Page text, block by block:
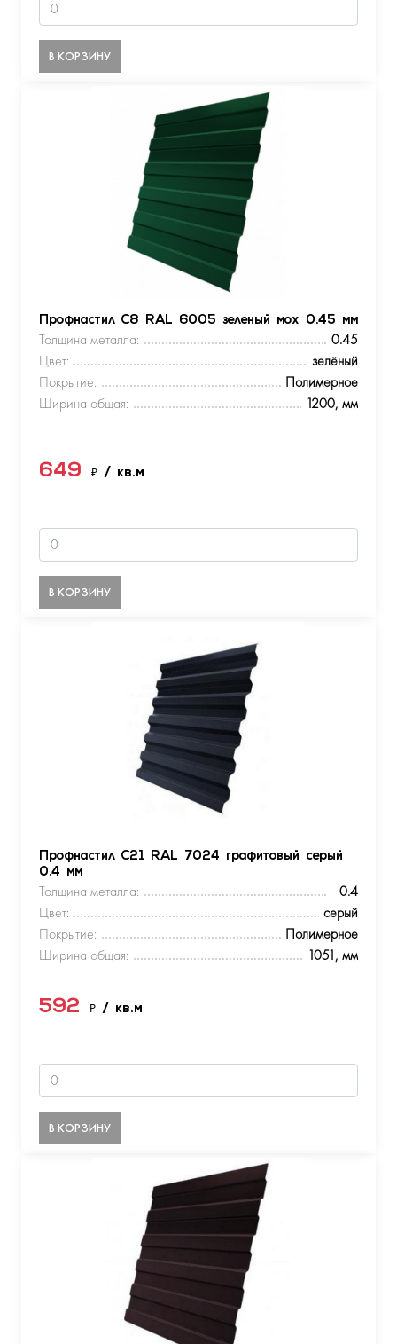
В КОРЗИНУ
Профнастил С8 RAL 6005 зеленый мох 0.45 мм
Толщина металла:
0.45
Цвет:
зелёный
Покрытие:
Полимерное
Ширина общая:
1200, мм
649 ₽ / кв.м
В КОРЗИНУ
Профнастил С21 RAL 7024 графитовый серый
0.4 мм
Толщина металла:
0.4
Цвет:
серый
Покрытие:
Полимерное
Ширина общая:
1051, мм
592 ₽ / кв.м
В КОРЗИНУ